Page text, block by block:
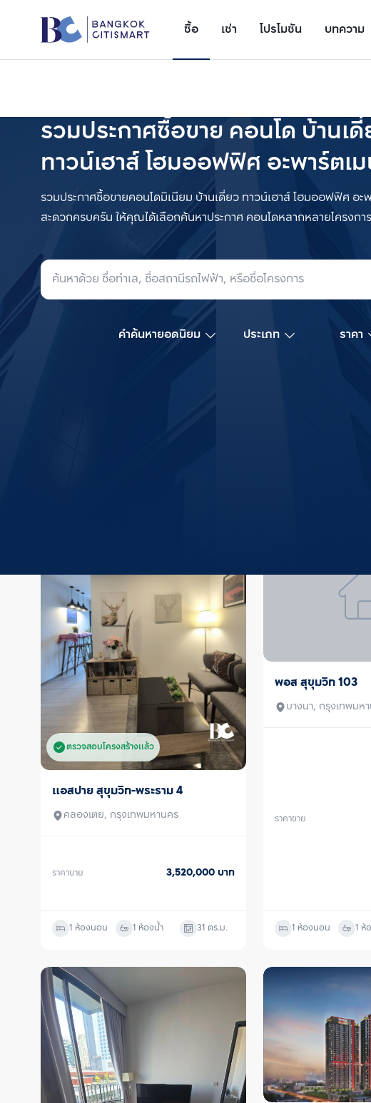
ซื้อ เช่า โปรโมชัน บทความ
รวมประกาศซื้อขาย คอนโด บ้านเ
ทาวน์เฮาส์ โฮมออฟฟิศ อะพาร์ตเม
รวมประกาศซื้อขายคอนโดมิเนียม บ้านเดี่ยว ทาวน์เฮาส์ โฮมออฟฟิศ อ
สะดวกครบครัน ให้คุณได้เลือกค้นหาประกาศ คอนโดหลากหลายโครงก
สถานีรถ
คำค้นหายอดนิยม ประเภท ราคา
ตรวจสอบโครงสร้างแล้ว
ขายพร้อมผู้เช่า
แอสปาย สุขุมวิท-พระราม 4
คลองเตย, กรุงเทพมหานคร
ราคาขาย 3,520,000บาท
1 ห้องนอน 1 ห้องน้ำ 31 ตร.ม.
ขายพร้อมผู้เช่า
พอส สุขุมวิท 103
บางนา, กรุงเทพมห
ราคาขาย
1 ห้องนอน 1 ห้
รายการที่ 1
รายก